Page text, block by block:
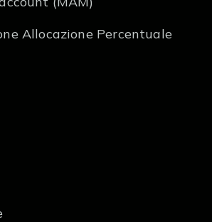
Allocazione Percentuale